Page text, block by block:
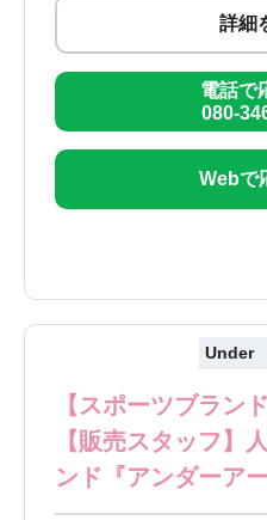
詳細
電話で
080-
Webで
Under
【スポーツブラン
【販売スタッフ】
ンド『アンダーア